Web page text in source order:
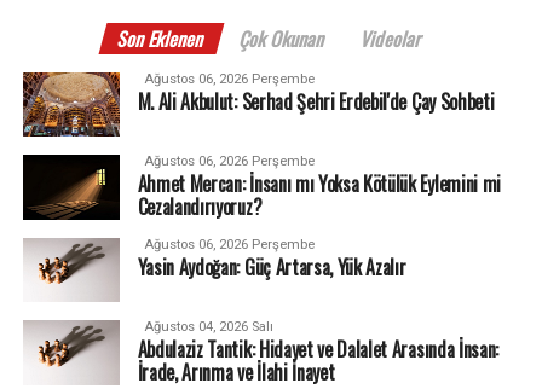
Son Eklenen Çok Okunan Videolar
Ağustos 06, 2026 Perşembe
M. Ali Akbulut: Serhad Şehri Erdebil'de Çay Sohbeti
Ağustos 06, 2026 Perşembe
Ahmet Mercan: İnsanı mı Yoksa Kötülük Eylemini mi
Cezalandırıyoruz?
Ağustos 06, 2026 Perşembe
Yasin Aydoğan: Güç Artarsa, Yük Azalır
Ağustos 04, 2026 Salı
Abdulaziz Tantik: Hidayet ve Dalalet Arasında İnsan:
İrade, Arınma ve İlahi İnayet